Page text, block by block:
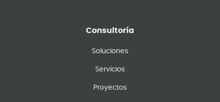
Consultoría
Soluciones
Servicios
Proyectos